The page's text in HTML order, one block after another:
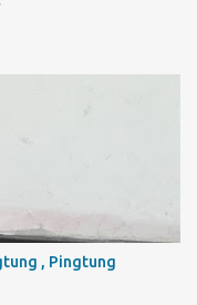
, Pingtung